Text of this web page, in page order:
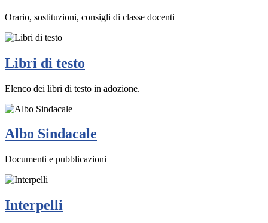
Orario, sostituzioni, consigli di classe docenti
Libri di testo
Elenco dei libri di testo in adozione.
Albo Sindacale
Documenti e pubblicazioni
Interpelli